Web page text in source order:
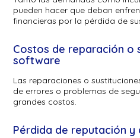
pueden hacer que deban
financieras por la pérdida de
Costos de reparación o
software
Las reparaciones o
de errores o problemas de
grandes costos.
Pérdida de reputación y